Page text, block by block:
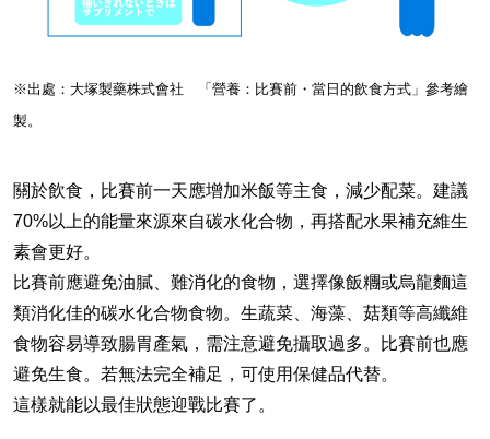
※出處：大塚製藥株式會社 「營養：比賽前・當日的飲食方式」參考繪
製。
關於飲食，比賽前一天應增加米飯等主食，減少配菜。建議
70%以上的能量來源來自碳水化合物，再搭配水果補充維生
素會更好。
比賽前應避免油膩、難消化的食物，選擇像飯糰或烏龍麵這
類消化佳的碳水化合物食物。生蔬菜、海藻、菇類等高纖維
食物容易導致腸胃產氣，需注意避免攝取過多。比賽前也應
避免生食。若無法完全補足，可使用保健品代替。
這樣就能以最佳狀態迎戰比賽了。